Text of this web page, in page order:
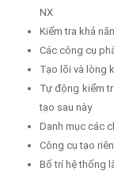
NX
Kiểm tra khả
Các công cụ
Tạo lõi và lòng
Tự động kiểm
tạo sau này
Danh mục các
Công cụ tạo
Bố trí hệ thống